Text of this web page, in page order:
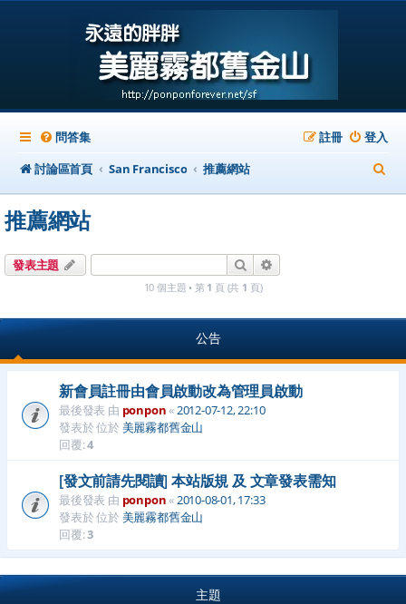
問答集 登入
註冊
討論區首頁
San Francisco 推薦網站
尋
推薦網站
發表主題 搜尋
10 個主題 • 第 1 頁 (共 1 頁)
公告
新會員註冊由會員啟動改為管理員啟動
最後發表 由 ponpon«2012-07-12, 22:10
發表於 位於 美麗霧都舊金山
回覆:4
[發文前請先閱讀] 本站版規 及 文章發表需知
最後發表 由 ponpon«2010-08-01, 17:33
發表於 位於 美麗霧都舊金山
回覆:3
主題